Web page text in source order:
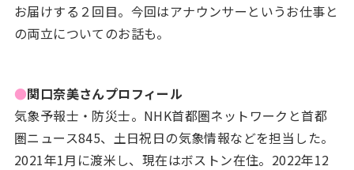
お届けする２回目。今回はアナウンサーというお仕事と
の両立についてのお話も。
●関口奈美さんプロフィール
気象予報士・防災士。NHK首都圏ネットワークと首都
圏ニュース845、土日祝日の気象情報などを担当した。
2021年1月に渡米し、現在はボストン在住。2022年12